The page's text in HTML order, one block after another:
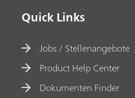
Quick Links
Jobs / Stellenangebote
Product Help Center
Dokumenten Finder